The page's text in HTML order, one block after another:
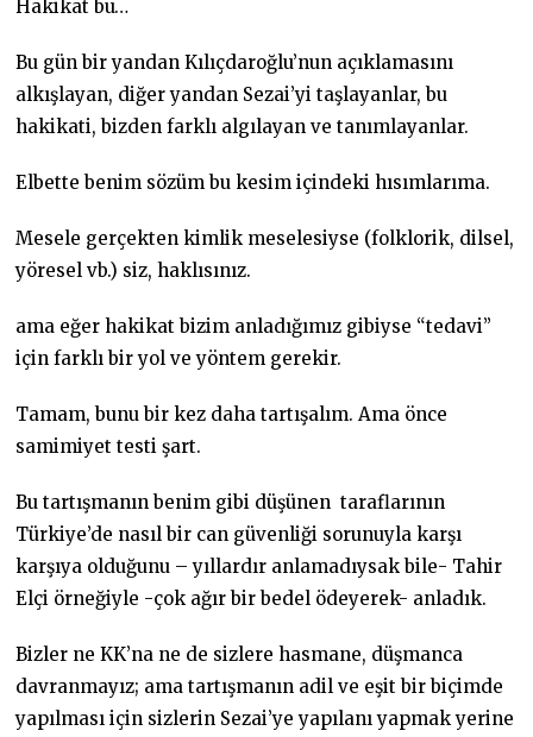
Hakikat bu…
Bu gün bir yandan Kılıçdaroğlu’nun açıklamasını
alkışlayan, diğer yandan Sezai’yi taşlayanlar, bu
hakikati, bizden farklı algılayan ve tanımlayanlar.
Elbette benim sözüm bu kesim içindeki hısımlarıma.
Mesele gerçekten kimlik meselesiyse (folklorik, dilsel,
yöresel vb.) siz, haklısınız.
ama eğer hakikat bizim anladığımız gibiyse “tedavi”
için farklı bir yol ve yöntem gerekir.
Tamam, bunu bir kez daha tartışalım. Ama önce
samimiyet testi şart.
Bu tartışmanın benim gibi düşünen taraflarının
Türkiye’de nasıl bir can güvenliği sorunuyla karşı
karşıya olduğunu – yıllardır anlamadıysak bile- Tahir
Elçi örneğiyle -çok ağır bir bedel ödeyerek- anladık.
Bizler ne KK’na ne de sizlere hasmane, düşmanca
davranmayız; ama tartışmanın adil ve eşit bir biçimde
yapılması için sizlerin Sezai’ye yapılanı yapmak yerine